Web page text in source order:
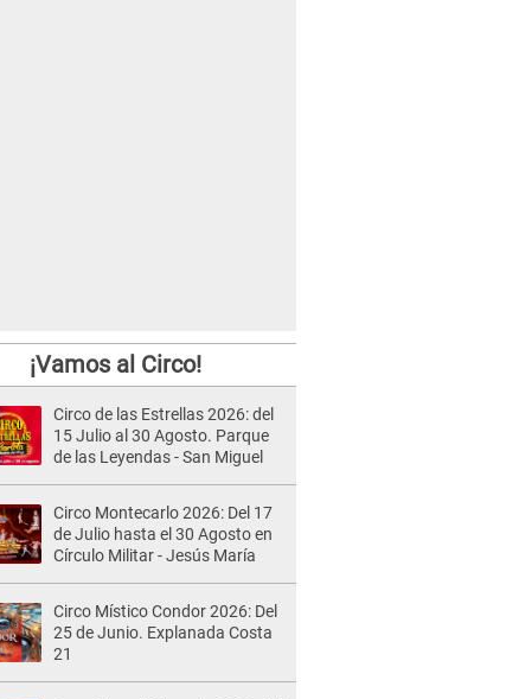
¡Vamos al Circo!
Circo de las Estrellas 2026: del
15 Julio al 30 Agosto. Parque
de las Leyendas - San Miguel
Circo Montecarlo 2026: Del 17
de Julio hasta el 30 Agosto en
Círculo Militar - Jesús María
Circo Místico Condor 2026: Del
25 de Junio. Explanada Costa
21